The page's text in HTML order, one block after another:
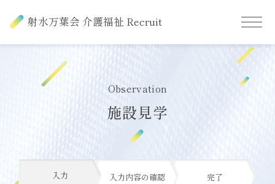
射水万葉会 介護福祉 Recruit
Observation
施設見学
入力 入力内容の確認 完了